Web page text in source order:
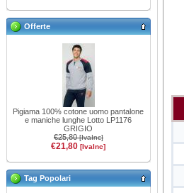
Offerte
Pigiama 100% cotone uomo pantalone
e maniche lunghe Lotto LP1176
GRIGIO
€25,80[IvaInc]
€21,80[IvaInc]
Tag Popolari